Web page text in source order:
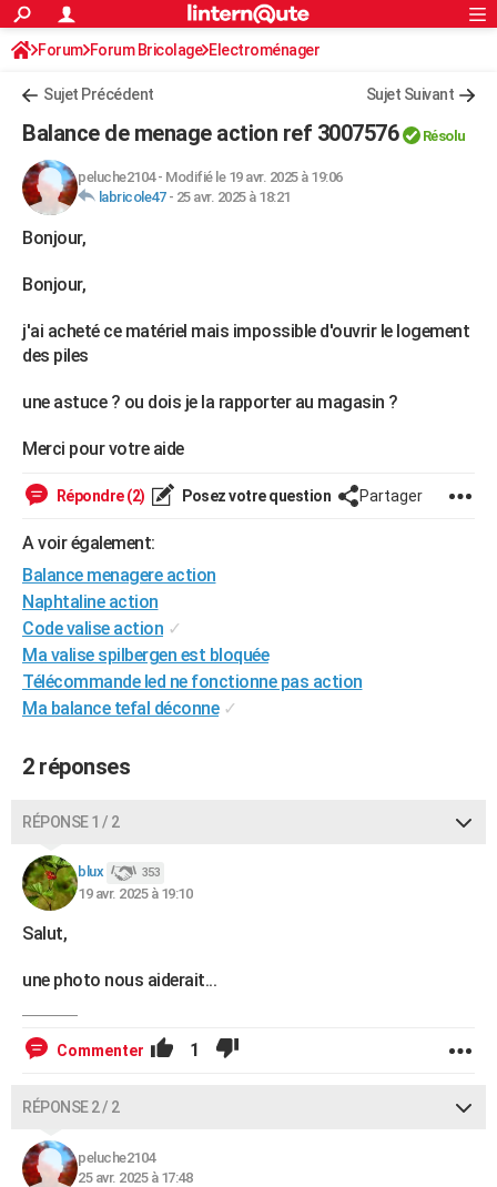
ACTUALITÉS
Politique
Société
Faits Divers
Education
Monde
Villes
+
FINANCE
Retraite
Impôts
Epargne
Immobilier
Risques naturels par ville
Banque
Assurance
Crédit
AUTO
Essais
Réserver un essai
Citadines
Berlines
SUV
Forum auto
+HIGH-TECH
Mobiles
Meilleur smartphone
Internet
Ordinateurs
Jeux vidéo
Guide high-tech
+BRICOLAGE
Forum
Aménagement intérieur
Extérieur
Cuisine
Salle de bains
Jardinage
Rangement
WEEK-END
GUIDES D'ACHAT
BONS PLANS
CARTE DE VOEUX
Carte de Noël
Carte Bonne année
Carte Saint-Valentin
Carte Pâques
Carte d'anniversaire
DICTIONNAIRE
S'inscrire
Se connecter
Lycées
Collèges
Primaires
Universités
Entreprises
Service militaire
Avis de recherche
FORUM
Bricolage
Lifestyle
Culture
Sport
Auto
Television
Voyage
Cinema
S'inscrire
Connexion
Forum Forum Bricolage Electroménager
Sujet Précédent Sujet Suivant
Balance de menage action ref 3007576 Résolu
peluche2104- Modifié le 19 avr. 2025 à 19:06
labricole47- 25 avr. 2025 à 18:21
Bonjour,
Bonjour,
j'ai acheté ce matériel mais impossible d'ouvrir le logement
des piles
une astuce ? ou dois je la rapporter au magasin ?
Merci pour votre aide
Répondre (2) Posez votre question Partager
A voir également:
Balance menagere action
Naphtaline action
Code valise action ✓
Ma valise spilbergen est bloquée
Télécommande led ne fonctionne pas action
Ma balance tefal déconne ✓
2 réponses
RÉPONSE 1 / 2
blux 353
19 avr. 2025 à 19:10
Salut,
une photo nous aiderait...
Commenter 1
RÉPONSE 2 / 2
peluche2104
25 avr. 2025 à 17:48